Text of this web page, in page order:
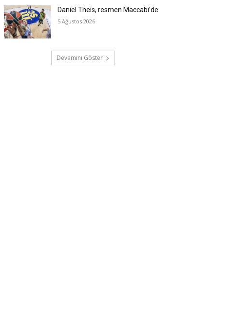
Daniel Theis, resmen Maccabi’de
5 Ağustos 2026
Devamını Göster